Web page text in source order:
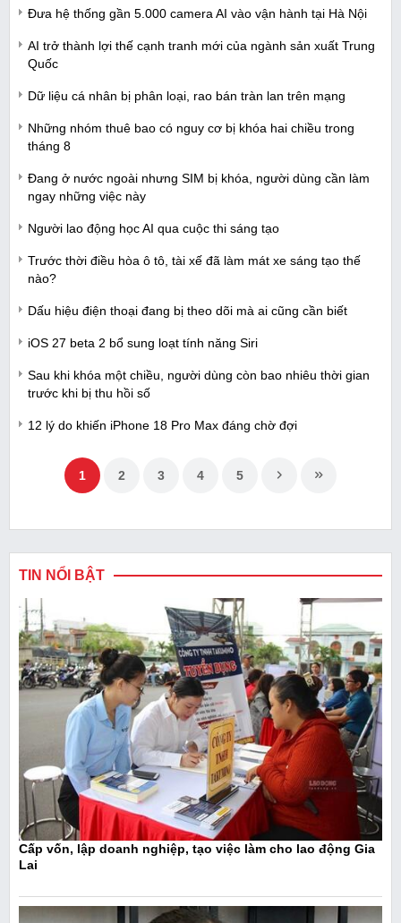
Đưa hệ thống gần 5.000 camera AI vào vận hành tại Hà Nội
AI trở thành lợi thế cạnh tranh mới của ngành sản xuất Trung
Quốc
Dữ liệu cá nhân bị phân loại, rao bán tràn lan trên mạng
Những nhóm thuê bao có nguy cơ bị khóa hai chiều trong
tháng 8
Đang ở nước ngoài nhưng SIM bị khóa, người dùng cần làm
ngay những việc này
Người lao động học AI qua cuộc thi sáng tạo
Trước thời điều hòa ô tô, tài xế đã làm mát xe sáng tạo thế
nào?
Dấu hiệu điện thoại đang bị theo dõi mà ai cũng cần biết
iOS 27 beta 2 bổ sung loạt tính năng Siri
Sau khi khóa một chiều, người dùng còn bao nhiêu thời gian
trước khi bị thu hồi số
12 lý do khiến iPhone 18 Pro Max đáng chờ đợi
1 2 3 4 5
TIN NỔI BẬT
Cấp vốn, lập doanh nghiệp, tạo việc làm cho lao động Gia
Lai